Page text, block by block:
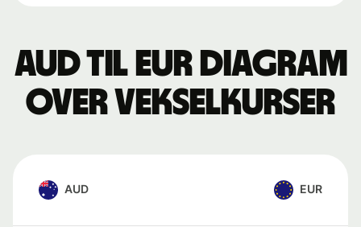
AUD til EUR Diagram
over vekselkurser
AUD EUR